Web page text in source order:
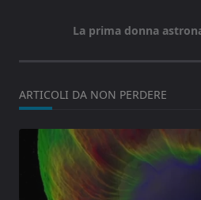
La prima donna
ARTICOLI DA NON PERDERE